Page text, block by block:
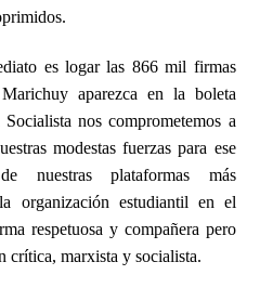
es logar las 866 mil firmas
aparezca en la boleta
nos comprometemos a
modestas fuerzas para ese
nuestras plataformas más
organización estudiantil en el
respetuosa y compañera pero
crítica, marxista y socialista.